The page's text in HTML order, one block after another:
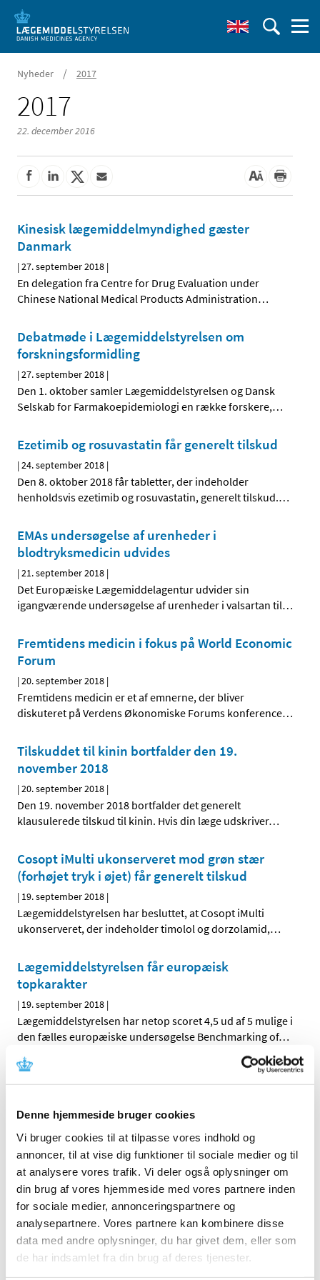
Denne hjemmeside bruger cookies
Vi bruger cookies til at tilpasse vores indhold og
annoncer, til at vise dig funktioner til sociale medier og til
at analysere vores trafik. Vi deler også oplysninger om
din brug af vores hjemmeside med vores partnere inden
for sociale medier, annonceringspartnere og
analysepartnere. Vores partnere kan kombinere disse
data med andre oplysninger, du har givet dem, eller som
de har indsamlet fra din brug af deres tjenester.
Nyheder / 2017
2017
22. december 2016
Kinesisk lægemiddelmyndighed gæster
Danmark
|27. september 2018 |
En delegation fra Centre for Drug Evaluation under
Chinese National Medical Products Administration…
Debatmøde i Lægemiddelstyrelsen om
forskningsformidling
|27. september 2018 |
Den 1. oktober samler Lægemiddelstyrelsen og Dansk
Selskab for Farmakoepidemiologi en række forskere,…
Ezetimib og rosuvastatin får generelt tilskud
|24. september 2018 |
Den 8. oktober 2018 får tabletter, der indeholder
henholdsvis ezetimib og rosuvastatin, generelt tilskud.…
EMAs undersøgelse af urenheder i
blodtryksmedicin udvides
|21. september 2018 |
Det Europæiske Lægemiddelagentur udvider sin
igangværende undersøgelse af urenheder i valsartan til…
Fremtidens medicin i fokus på World Economic
Forum
|20. september 2018 |
Fremtidens medicin er et af emnerne, der bliver
diskuteret på Verdens Økonomiske Forums konference…
Tilskuddet til kinin bortfalder den 19.
november 2018
|20. september 2018 |
Den 19. november 2018 bortfalder det generelt
klausulerede tilskud til kinin. Hvis din læge udskriver…
Cosopt iMulti ukonserveret mod grøn stær
(forhøjet tryk i øjet) får generelt tilskud
| 19. september 2018 |
Lægemiddelstyrelsen har besluttet, at Cosopt iMulti
ukonserveret, der indeholder timolol og dorzolamid,…
Lægemiddelstyrelsen får europæisk
topkarakter
| 19. september 2018 |
Lægemiddelstyrelsen har netop scoret 4,5 ud af 5 mulige i
den fælles europæiske undersøgelse Benchmarking of…
Ingen ændringer i tilskudsstatus for medicin til
|19. september 2018|
medicin til lokalbehandling af gynækologiske…
Quetiapin depottabletter får generelt tilskud
|14. september 2018|
Lægemiddelstyrelsen har besluttet, at depottabletter, der
indeholder quetiapin, får generelt tilskud. Quetiapin…
Forurenet valsartan har indtil videre ikke